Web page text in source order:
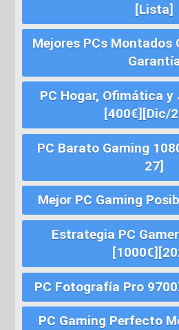
[Lista]
Mejores PCs Montados
PC Hogar, Ofimática y
[400€][Dic/
PC Barato Gaming
27]
Mejor PC Gaming
Estrategia PC
PC Fotografía Pro
PC Gaming Perfecto